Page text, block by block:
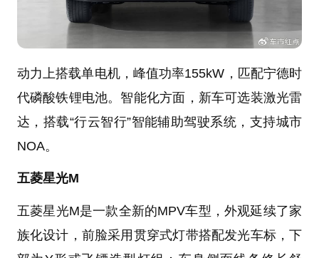
动力上搭载单电机，峰值功率155kW，匹配宁德时
代磷酸铁锂电池。智能化方面，新车可选装激光雷
达，搭载“行云智行”智能辅助驾驶系统，支持城市
NOA。
五菱星光M
五菱星光M是一款全新的MPV车型，外观延续了家
族化设计，前脸采用贯穿式灯带搭配发光车标，下